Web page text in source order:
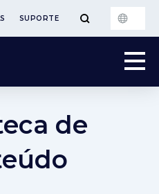
SUPORTE
de